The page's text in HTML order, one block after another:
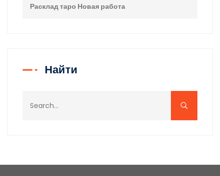
Расклад таро Новая работа
Найти